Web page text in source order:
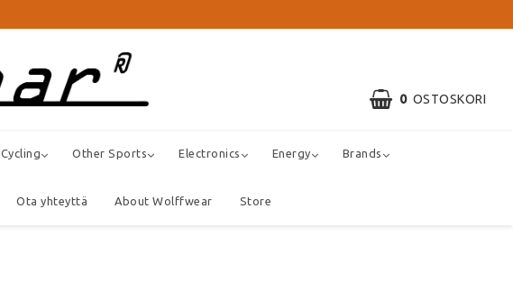
0 OSTOSKORI
Cycling Other Sports Electronics Energy Brands
Ota yhteyttä About Wolffwear Store